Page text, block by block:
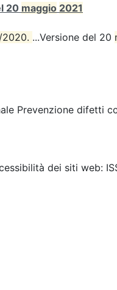
20 maggio 2021
...Versione del 20
Prevenzione difetti
dei siti web: